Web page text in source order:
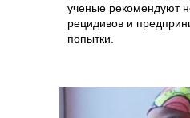
ученые рекомендуют
рецидивов и
попытки.